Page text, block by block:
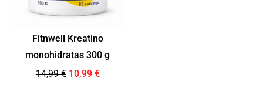
Fitnwell Kreatino
monohidratas 300 g
14,99€ 10,99 €